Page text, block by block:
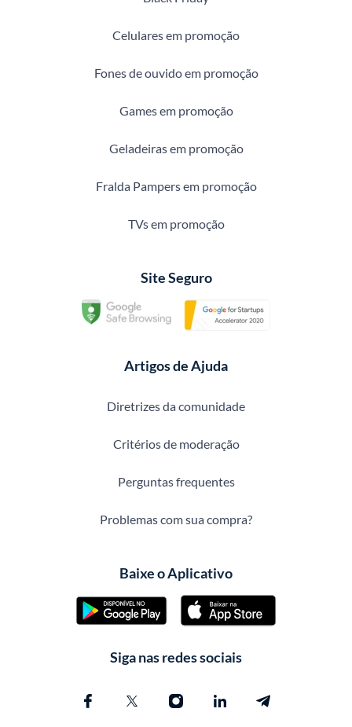
Celulares em promoção
Fones de ouvido em promoção
Games em promoção
Geladeiras em promoção
Fralda Pampers em promoção
TVs em promoção
Site Seguro
Artigos de Ajuda
Diretrizes da comunidade
Critérios de moderação
Perguntas frequentes
Problemas com sua compra?
Baixe o Aplicativo
Siga nas redes sociais